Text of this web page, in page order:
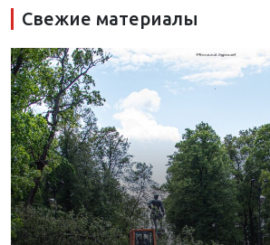
Свежие материалы